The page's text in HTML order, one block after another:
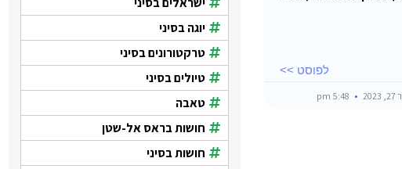
לפוסט >>
יוגה בסיני
טרקטורונים בסיני
טיולים בסיני
טאבה
חושות בראס אל-שטן
חושות בסיני